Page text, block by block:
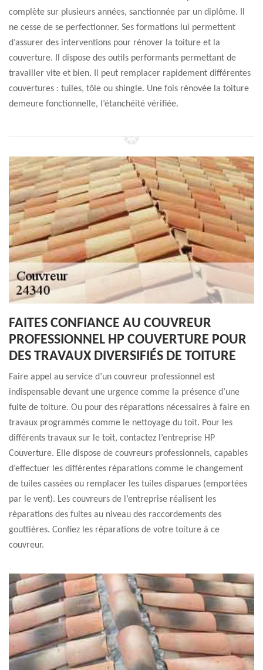
complète sur plusieurs années, sanctionnée par un diplôme. Il
ne cesse de se perfectionner. Ses formations lui permettent
d’assurer des interventions pour rénover la toiture et la
couverture. Il dispose des outils performants permettant de
travailler vite et bien. Il peut remplacer rapidement différentes
couvertures : tuiles, tôle ou shingle. Une fois rénovée la toiture
demeure fonctionnelle, l’étanchéité vérifiée.
FAITES CONFIANCE AU COUVREUR
PROFESSIONNEL HP COUVERTURE POUR
DES TRAVAUX DIVERSIFIÉS DE TOITURE
Faire appel au service d’un couvreur professionnel est
indispensable devant une urgence comme la présence d’une
fuite de toiture. Ou pour des réparations nécessaires à faire en
travaux programmés comme le nettoyage du toit. Pour les
différents travaux sur le toit, contactez l’entreprise HP
Couverture. Elle dispose de couvreurs professionnels, capables
d’effectuer les différentes réparations comme le changement
de tuiles cassées ou remplacer les tuiles disparues (emportées
par le vent). Les couvreurs de l’entreprise réalisent les
réparations des fuites au niveau des raccordements des
gouttières. Confiez les réparations de votre toiture à ce
couvreur.